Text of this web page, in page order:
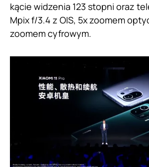
kącie widzenia 123 stopni oraz
Mpix f/3.4 z OIS, 5x zoomem
zoomem cyfrowym.